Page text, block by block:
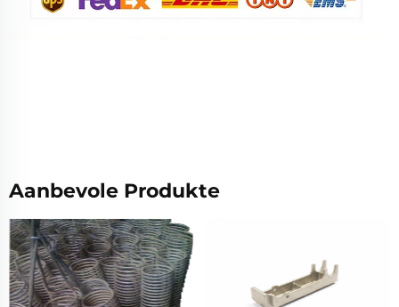
Aanbevole Produkte